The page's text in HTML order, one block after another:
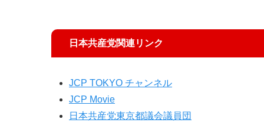
日本共産党関連リンク
JCP TOKYO チャンネル
JCP Movie
日本共産党東京都議会議員団